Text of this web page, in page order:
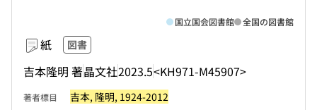
紙 図書
吉本隆明 著晶文社2023.5<KH971-M45907>
国立国会図書館 全国の図書館
著者標目 吉本, 隆明, 1924-2012